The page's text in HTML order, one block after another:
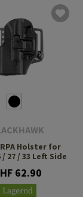
Holster for
/ 27 / 33 Left Side
62.90
Lagernd